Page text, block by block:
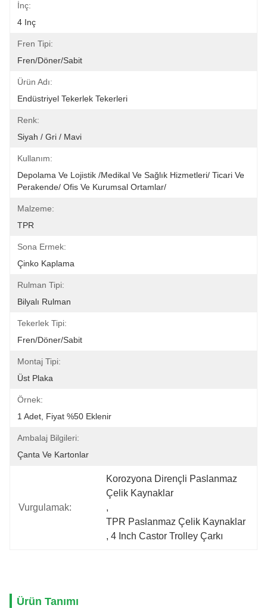
İnç:
4 Inç
Fren Tipi:
Fren/Döner/Sabit
Ürün Adı:
Endüstriyel Tekerlek Tekerleri
Renk:
Siyah / Gri / Mavi
Kullanım:
Depolama Ve Lojistik /Medikal Ve Sağlık Hizmetleri/ Ticari Ve
Perakende/ Ofis Ve Kurumsal Ortamlar/
Malzeme:
TPR
Sona Ermek:
Çinko Kaplama
Rulman Tipi:
Bilyalı Rulman
Tekerlek Tipi:
Fren/Döner/Sabit
Montaj Tipi:
Üst Plaka
Örnek:
1 Adet, Fiyat %50 Eklenir
Ambalaj Bilgileri:
Çanta Ve Kartonlar
Vurgulamak:
Korozyona Dirençli Paslanmaz
Çelik Kaynaklar
,
TPR Paslanmaz Çelik Kaynaklar
, 4 Inch Castor Trolley Çarkı
Ürün Tanımı